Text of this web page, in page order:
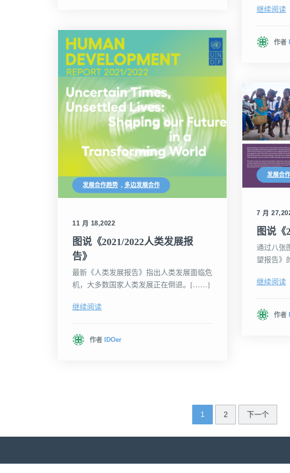
发展合作趋势 , 多边发展合作
11 月 18,2022
图说《2021/2022人类发展报
告》
最新《人类发展报告》指出人类发展面临危
机，大多数国家人类发展正在倒退。[……]
继续阅读
作者 IDOer
继续阅读
作者
发展合
7 月
图说《
通过八张
望报告
继续阅读
作者
1 2 下一个